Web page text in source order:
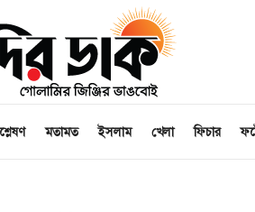
মতামত ইসলাম খেলা ফিচার